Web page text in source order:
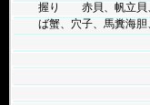
握り 赤貝、帆立貝、
ば蟹、穴子、馬糞海